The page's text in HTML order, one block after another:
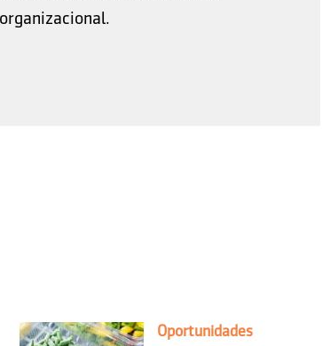
Oportunidades